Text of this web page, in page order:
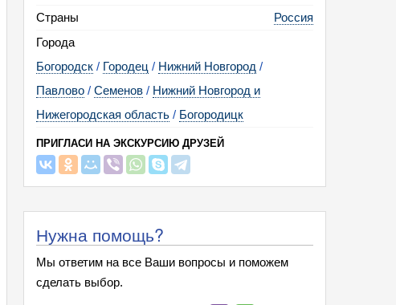
Страны
Россия
Города
Богородск / Городец / Нижний Новгород /
Павлово /Семенов / Нижний Новгород и
Нижегородская область / Богородицк
ПРИГЛАСИ НА ЭКСКУРСИЮ ДРУЗЕЙ
Нужна помощь?
Мы ответим на все Ваши вопросы и поможем
сделать выбор.